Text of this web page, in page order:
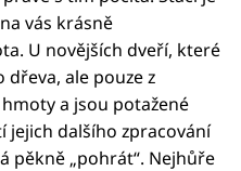
vás krásně
U novějších dveří, které
dřeva, ale pouze z
a jsou potažené
jejich dalšího zpracování
pěkně „pohrát“. Nejhůře